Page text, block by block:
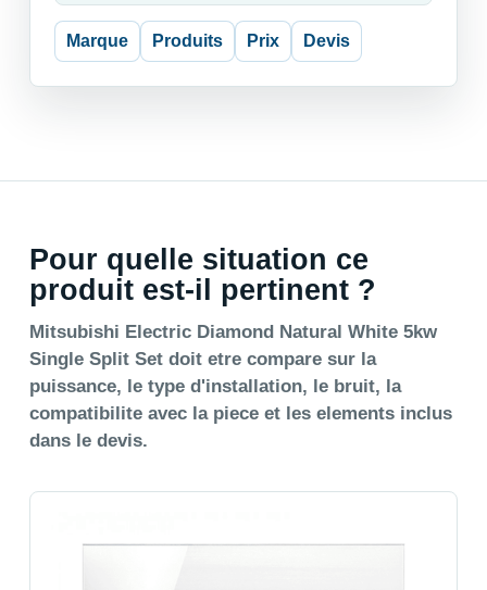
Marque Produits Prix Devis
Pour quelle situation ce
produit est-il pertinent ?
Mitsubishi Electric Diamond Natural White 5kw
Single Split Set doit etre compare sur la
puissance, le type d'installation, le bruit, la
compatibilite avec la piece et les elements inclus
dans le devis.